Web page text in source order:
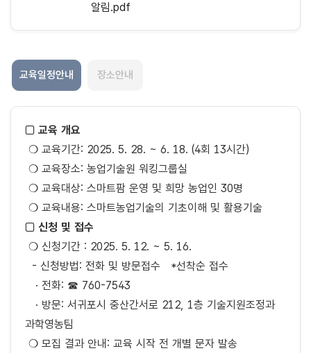
알림.pdf
교육일정안내 장소안내
□ 교육 개요
❍ 교육기간: 2025. 5. 28. ~ 6. 18. (4회 13시간)
❍ 교육장소: 농업기술원 워킹그룹실
❍ 교육대상: 스마트팜 운영 및 희망 농업인 30명
❍ 교육내용: 스마트농업기술의 기초이해 및 활용기술
□ 신청 및 접수
❍ 신청기간 : 2025. 5. 12. ~ 5. 16.
- 신청방법: 전화 및 방문접수 *선착순 접수
· 전화: ☎ 760-7543
· 방문: 서귀포시 중산간서로 212, 1층 기술지원조정과
과학영농팀
❍ 모집 결과 안내: 교육 시작 전 개별 문자 발송